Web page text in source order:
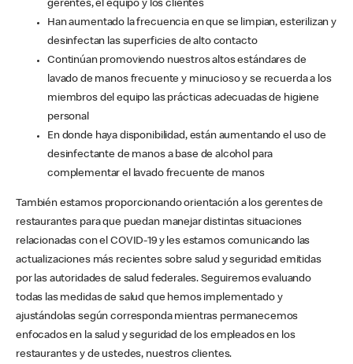
gerentes, el equipo y los clientes
Han aumentado la frecuencia en que se limpian, esterilizan y
desinfectan las superficies de alto contacto
Continúan promoviendo nuestros altos estándares de
lavado de manos frecuente y minucioso y se recuerda a los
miembros del equipo las prácticas adecuadas de higiene
personal
En donde haya disponibilidad, están aumentando el uso de
desinfectante de manos a base de alcohol para
complementar el lavado frecuente de manos
También estamos proporcionando orientación a los gerentes de
restaurantes para que puedan manejar distintas situaciones
relacionadas con el COVID-19 y les estamos comunicando las
actualizaciones más recientes sobre salud y seguridad emitidas
por las autoridades de salud federales. Seguiremos evaluando
todas las medidas de salud que hemos implementado y
ajustándolas según corresponda mientras permanecemos
enfocados en la salud y seguridad de los empleados en los
restaurantes y de ustedes, nuestros clientes.